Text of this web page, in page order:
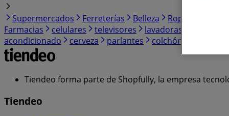
Supermercados
Ferreterías Belleza Ropa, Zapatos
Farmacias
celulares televisores lavadoras
acondicionado
cerveza parlantes colchón
Tiendeo forma parte de Shopfully, la empresa
Tiendeo